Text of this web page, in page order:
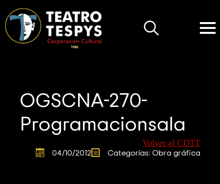
OGSCNA-270-
Programacionsala
Volver al CDTT
04/10/2012 Categorías: Obra gráfica